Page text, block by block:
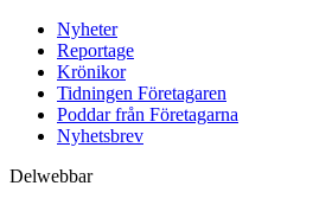
Nyheter
Reportage
Krönikor
Tidningen Företagaren
Poddar från Företagarna
Nyhetsbrev
Delwebbar